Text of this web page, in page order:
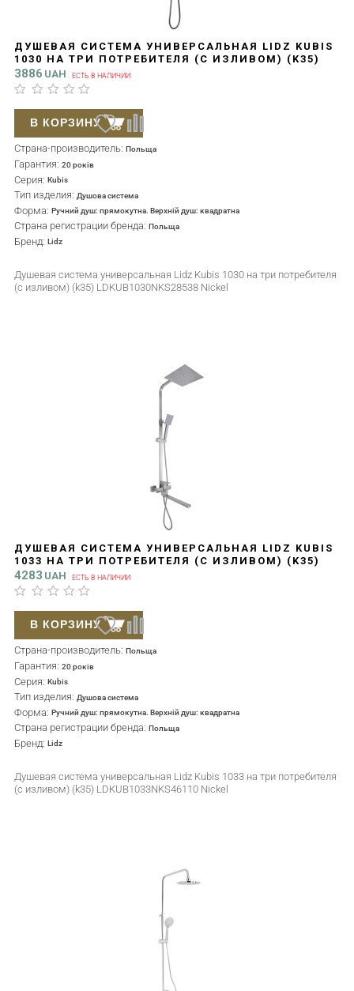
ДУШЕВАЯ СИСТЕМА УНИВЕРСАЛЬНАЯ LIDZ KUBIS
1030 НА ТРИ ПОТРЕБИТЕЛЯ (С ИЗЛИВОМ) (K35)
LDKUB1030NKS28538 NICKEL
3886 UAH ЕСТЬ В НАЛИЧИИ
Страна-производитель: Польща
Гарантия: 20 років
Серия: Kubis
Тип изделия: Душова система
Форма: Ручний душ: прямокутна. Верхній душ: квадратна
Страна регистрации бренда: Польща
Бренд: Lidz
Душевая система универсальная Lidz Kubis 1030 на три потребителя
(с изливом) (k35) LDKUB1030NKS28538 Nickel
В КОРЗИНУ
ДУШЕВАЯ СИСТЕМА УНИВЕРСАЛЬНАЯ LIDZ KUBIS
1033 НА ТРИ ПОТРЕБИТЕЛЯ (С ИЗЛИВОМ) (K35)
LDKUB1033NKS46110 NICKEL
4283 UAH ЕСТЬ В НАЛИЧИИ
Страна-производитель: Польща
Гарантия: 20 років
Серия: Kubis
Тип изделия: Душова система
Форма: Ручний душ: прямокутна. Верхній душ: квадратна
Страна регистрации бренда: Польща
Бренд: Lidz
Душевая система универсальная Lidz Kubis 1033 на три потребителя
(с изливом) (k35) LDKUB1033NKS46110 Nickel
В КОРЗИНУ